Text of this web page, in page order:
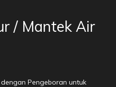
/ Mantek Air
Pengeboran untuk